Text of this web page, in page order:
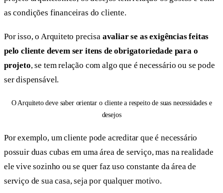
as condições financeiras do cliente.
Por isso, o Arquiteto precisa avaliar se as exigências feitas
pelo cliente devem ser itens de obrigatoriedade para o
projeto, se tem relação com algo que é necessário ou se pode
ser dispensável.
O Arquiteto deve saber orientar o cliente a respeito de suas necessidades e
desejos
Por exemplo, um cliente pode acreditar que é necessário
possuir duas cubas em uma área de serviço, mas na realidade
ele vive sozinho ou se quer faz uso constante da área de
serviço de sua casa, seja por qualquer motivo.